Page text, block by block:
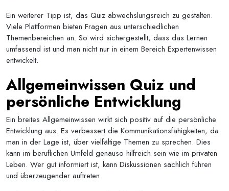
Ein weiterer Tipp ist, das Quiz abwechslungsreich zu gestalten.
Viele Plattformen bieten Fragen aus unterschiedlichen
Themenbereichen an. So wird sichergestellt, dass das Lernen
umfassend ist und man nicht nur in einem Bereich Expertenwissen
entwickelt.
Allgemeinwissen Quiz und
persönliche Entwicklung
Ein breites Allgemeinwissen wirkt sich positiv auf die persönliche
Entwicklung aus. Es verbessert die Kommunikationsfähigkeiten, da
man in der Lage ist, über vielfältige Themen zu sprechen. Dies
kann im beruflichen Umfeld genauso hilfreich sein wie im privaten
Leben. Wer gut informiert ist, kann Diskussionen sachlich führen
und überzeugender auftreten.